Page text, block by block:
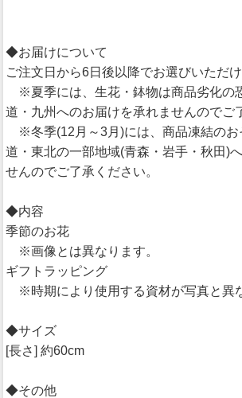
◆お届けについて
ご注文日から6日後以降でお選びいただけ
※夏季には、生花・鉢物は商品劣化の
道・九州へのお届けを承れませんのでご
※冬季(12月～3月)には、商品凍結のお
道・東北の一部地域(青森・岩手・秋田)
せんのでご了承ください。
◆内容
季節のお花
※画像とは異なります。
ギフトラッピング
※時期により使用する資材が写真と異
◆サイズ
[長さ] 約60cm
◆その他